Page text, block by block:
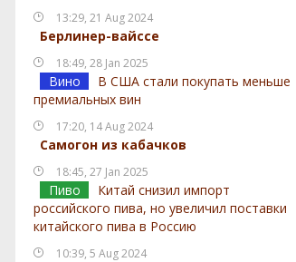
13:29, 21 Aug 2024
Берлинер-вайссе
18:49, 28 Jan 2025
Вино
В США стали покупать меньше
премиальных вин
17:20, 14 Aug 2024
Самогон из кабачков
18:45, 27 Jan 2025
Пиво
Китай снизил импорт
российского пива, но увеличил поставки
китайского пива в Россию
10:39, 5 Aug 2024